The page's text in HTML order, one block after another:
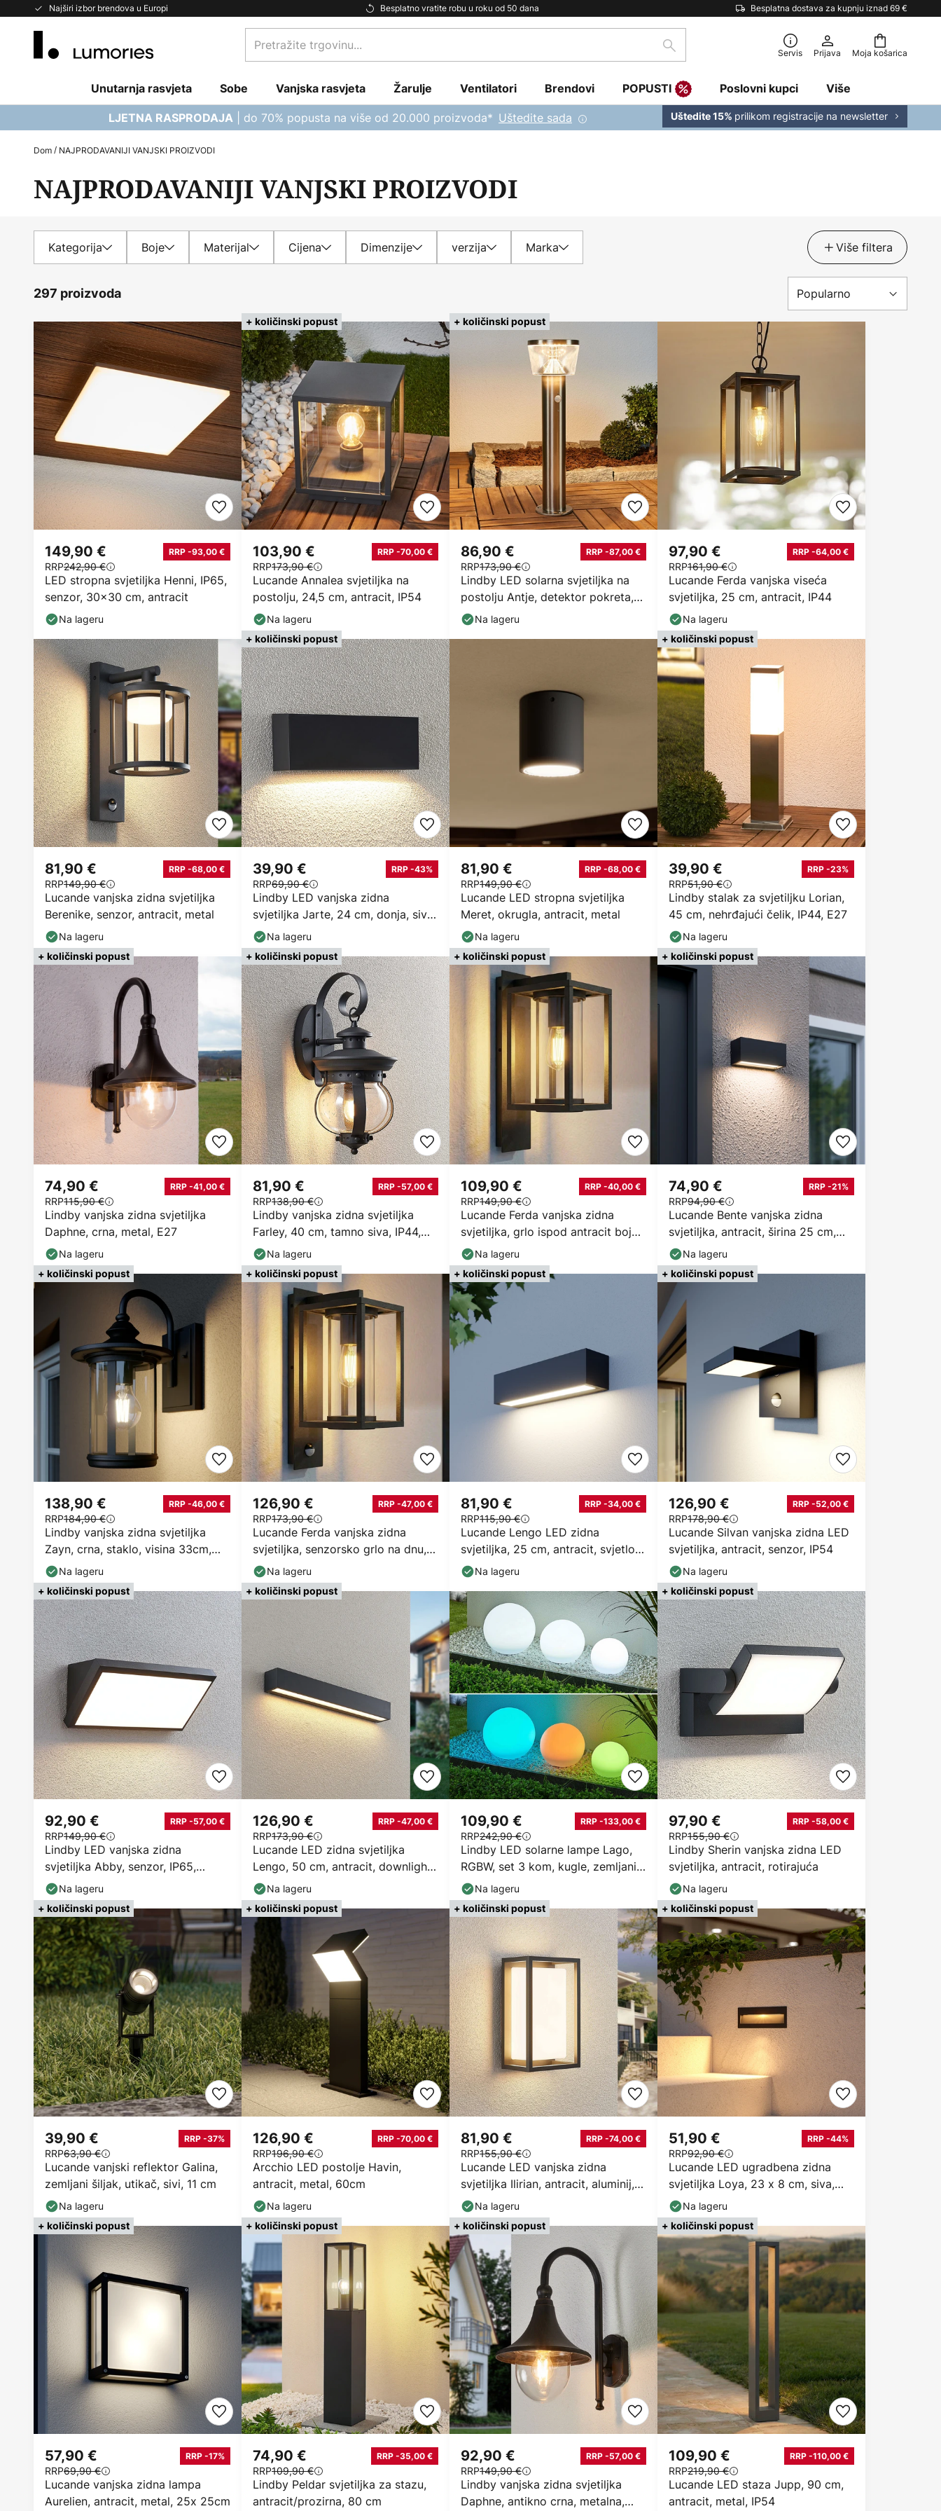
Najširi izbor brendova u Europi Besplatno vratite robu u roku od 50 dana Besplatna dostava za kupnju iznad 69 €
Skip
Moja košarica
Pretražite
trgovinu...
traži Servis Prijava
Unutarnja rasvjeta Sobe Vanjska rasvjeta Žarulje Ventilatori Brendovi POPUSTI Poslovni kupci Više
LJETNA RASPRODAJA | do 70% popusta na više od 20.000 proizvoda* Uštedite sada Uštedite 15% prilikom registracije na newsletter
Dom NAJPRODAVANIJI VANJSKI PROIZVODI
NAJPRODAVANIJI VANJSKI PROIZVODI
Kategorija Boje Materijal Cijena Dimenzije verzija Marka Više filtera
297 proizvoda
LED stropna svjetiljka Henni, IP65,
senzor, 30x30 cm, antracit
149,90 € RRP -93,00 €
RRP242,90 €
Na lageru
+ količinski popust
Lucande Annalea svjetiljka na
postolju, 24,5 cm, antracit, IP54
103,90 € RRP -70,00 €
RRP173,90 €
Na lageru
+ količinski popust
Lindby LED solarna svjetiljka na
postolju Antje, detektor pokreta,
IP44
86,90 € RRP -87,00 €
RRP173,90 €
Na lageru
Lucande Ferda vanjska viseća
svjetiljka, 25 cm, antracit, IP44
97,90 € RRP -64,00 €
RRP161,90 €
Na lageru
Lucande vanjska zidna svjetiljka
Berenike, senzor, antracit, metal
81,90 € RRP -68,00 €
RRP149,90 €
Na lageru
+ količinski popust
Lindby LED vanjska zidna
svjetiljka Jarte, 24 cm, donja, siva,
IP65
39,90 € RRP -43%
RRP69,90 €
Na lageru
Lucande LED stropna svjetiljka
Meret, okrugla, antracit, metal
81,90 € RRP -68,00 €
RRP149,90 €
Na lageru
+ količinski popust
Lindby stalak za svjetiljku Lorian,
45 cm, nehrđajući čelik, IP44, E27
39,90 € RRP -23%
RRP51,90 €
Na lageru
+ količinski popust
Lindby vanjska zidna svjetiljka
Daphne, crna, metal, E27
74,90 € RRP -41,00 €
RRP115,90 €
Na lageru
+ količinski popust
Lindby vanjska zidna svjetiljka
Farley, 40 cm, tamno siva, IP44,
E27
81,90 € RRP -57,00 €
RRP138,90 €
Na lageru
+ količinski popust
Lucande Ferda vanjska zidna
svjetiljka, grlo ispod antracit boje
IP44
109,90 € RRP -40,00 €
RRP149,90 €
Na lageru
+ količinski popust
Lucande Bente vanjska zidna
svjetiljka, antracit, širina 25 cm,
IP54
74,90 € RRP -21%
RRP94,90 €
Na lageru
+ količinski popust
Lindby vanjska zidna svjetiljka
Zayn, crna, staklo, visina 33cm,
IP23
138,90 € RRP -46,00 €
RRP184,90 €
Na lageru
+ količinski popust
Lucande Ferda vanjska zidna
svjetiljka, senzorsko grlo na dnu,
antracit
126,90 € RRP -47,00 €
RRP173,90 €
Na lageru
+ količinski popust
Lucande Lengo LED zidna
svjetiljka, 25 cm, antracit, svjetlo
usmjereno prema
81,90 € RRP -34,00 €
RRP115,90 €
Na lageru
+ količinski popust
Lucande Silvan vanjska zidna LED
svjetiljka, antracit, senzor, IP54
126,90 € RRP -52,00 €
RRP178,90 €
Na lageru
+ količinski popust
Lindby LED vanjska zidna
svjetiljka Abby, senzor, IP65,
tamno siva
92,90 € RRP -57,00 €
RRP149,90 €
Na lageru
+ količinski popust
Lucande LED zidna svjetiljka
Lengo, 50 cm, antracit, downlight,
3000K
126,90 € RRP -47,00 €
RRP173,90 €
Na lageru
Lindby LED solarne lampe Lago,
RGBW, set 3 kom, kugle, zemljani
šiljak
109,90 € RRP -133,00 €
RRP242,90 €
Na lageru
+ količinski popust
Lindby Sherin vanjska zidna LED
svjetiljka, antracit, rotirajuća
97,90 € RRP -58,00 €
RRP155,90 €
Na lageru
+ količinski popust
Lucande vanjski reflektor Galina,
zemljani šiljak, utikač, sivi, 11 cm
39,90 € RRP -37%
RRP63,90 €
Na lageru
+ količinski popust
Arcchio LED postolje Havin,
antracit, metal, 60cm
126,90 € RRP -70,00 €
RRP196,90 €
Na lageru
+ količinski popust
Lucande LED vanjska zidna
svjetiljka Ilirian, antracit, aluminij,
15 cm
81,90 € RRP -74,00 €
RRP155,90 €
Na lageru
+ količinski popust
Lucande LED ugradbena zidna
svjetiljka Loya, 23 x 8 cm, siva,
IP54
51,90 € RRP -44%
RRP92,90 €
Na lageru
+ količinski popust
Lucande vanjska zidna lampa
Aurelien, antracit, metal, 25x 25cm
57,90 € RRP -17%
RRP69,90 €
+ količinski popust
Lindby Peldar svjetiljka za stazu,
antracit/prozirna, 80 cm
74,90 € RRP -35,00 €
RRP109,90 €
+ količinski popust
Lindby vanjska zidna svjetiljka
Daphne, antikno crna, metalna,
92,90 € RRP -57,00 €
RRP149,90 €
+ količinski popust
Lucande LED staza Jupp, 90 cm,
antracit, metal, IP54
109,90 € RRP -110,00 €
RRP219,90 €